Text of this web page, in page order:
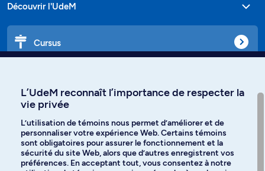
Découvrir l'UdeM
Cursus
Langues
L’UdeM reconnaît l’importance de respecter la
vie privée
L’utilisation de témoins nous permet d’améliorer et de
personnaliser votre expérience Web. Certains témoins
sont obligatoires pour assurer le fonctionnement et la
sécurité du site Web, alors que d’autres enregistrent vos
préférences. En acceptant tout, vous consentez à notre